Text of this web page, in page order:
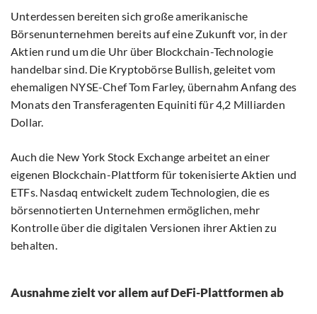
Unterdessen bereiten sich große amerikanische
Börsenunternehmen bereits auf eine Zukunft vor, in der
Aktien rund um die Uhr über Blockchain-Technologie
handelbar sind. Die Kryptobörse Bullish, geleitet vom
ehemaligen NYSE-Chef Tom Farley, übernahm Anfang des
Monats den Transferagenten Equiniti für 4,2 Milliarden
Dollar.
Auch die New York Stock Exchange arbeitet an einer
eigenen Blockchain-Plattform für tokenisierte Aktien und
ETFs. Nasdaq entwickelt zudem Technologien, die es
börsennotierten Unternehmen ermöglichen, mehr
Kontrolle über die digitalen Versionen ihrer Aktien zu
behalten.
Ausnahme zielt vor allem auf DeFi-Plattformen ab